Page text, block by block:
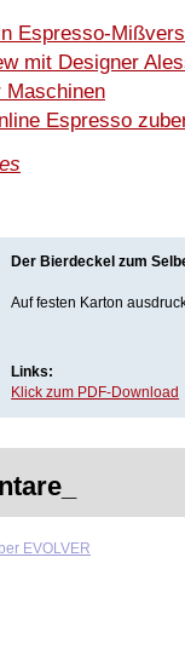
Espresso-
mit Designer
Maschinen
Espresso
Der Bierdeckel zum
Auf festen Karton
Links:
Klick zum PDF-Download
EVOLVER